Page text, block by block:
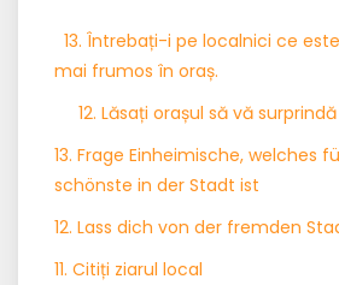
13. Întrebați-i pe localnici ce
mai frumos în oraș.
12. Lăsați orașul să vă surprindă
13. Frage Einheimische, welches
schönste in der Stadt ist
12. Lass dich von der fremden
11. Citiți ziarul local